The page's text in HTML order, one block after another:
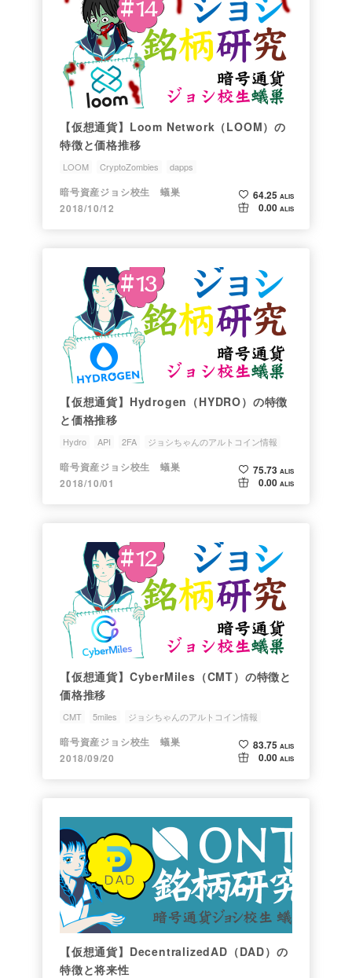
【仮想通貨】Loom Network（LOOM）の
特徴と価格推移
LOOM CryptoZombies
dapps
ジョシちゃんのアルトコイン情報
暗号資産ジョシ校生 蟻巣
2018/10/12
64.25 ALIS
0.00 ALIS
【仮想通貨】Hydrogen（HYDRO）の特徴
と価格推移
Hydro API 2FA
ジョシちゃんのアルトコイン情報
銘柄研究会
暗号資産ジョシ校生 蟻巣
2018/10/01
75.73 ALIS
0.00 ALIS
【仮想通貨】CyberMiles（CMT）の特徴と
価格推移
CMT 5miles
ジョシちゃんのアルトコイン情報
銘柄研究会
CyberMiles
暗号資産ジョシ校生 蟻巣
2018/09/20
83.75 ALIS
0.00 ALIS
【仮想通貨】DecentralizedAD（DAD）の
特徴と将来性